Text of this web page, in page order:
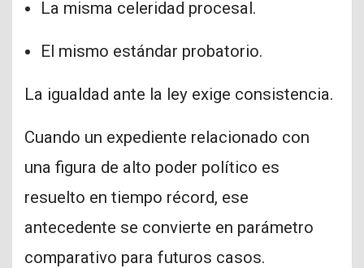
La misma celeridad procesal.
El mismo estándar probatorio.
La igualdad ante la ley exige consistencia.
Cuando un expediente relacionado con
una figura de alto poder político es
resuelto en tiempo récord, ese
antecedente se convierte en parámetro
comparativo para futuros casos.